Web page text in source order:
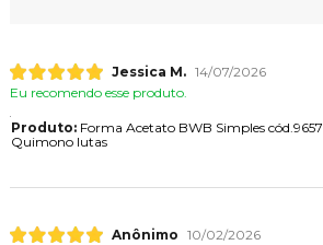
Jessica M. 14/07/2026
Eu recomendo esse produto.
Produto:Forma Acetato BWB Simples cód.9657
Quimono lutas
Anônimo 10/02/2026